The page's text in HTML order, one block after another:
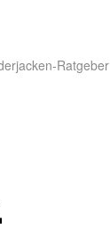
Ratgeber